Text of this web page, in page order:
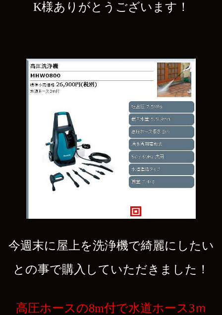
K様ありがとうございます！
今週末に屋上を洗浄機で綺麗にしたい
との事で購入していただきました！
高圧ホースの8m付で水道ホース3ｍ